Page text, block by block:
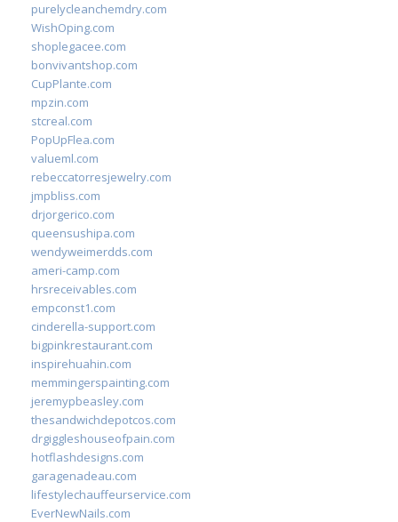
purelycleanchemdry.com
WishOping.com
shoplegacee.com
bonvivantshop.com
CupPlante.com
mpzin.com
stcreal.com
PopUpFlea.com
valueml.com
rebeccatorresjewelry.com
jmpbliss.com
drjorgerico.com
queensushipa.com
wendyweimerdds.com
ameri-camp.com
hrsreceivables.com
empconst1.com
cinderella-support.com
bigpinkrestaurant.com
inspirehuahin.com
memmingerspainting.com
jeremypbeasley.com
thesandwichdepotcos.com
drgiggleshouseofpain.com
hotflashdesigns.com
garagenadeau.com
lifestylechauffeurservice.com
EverNewNails.com